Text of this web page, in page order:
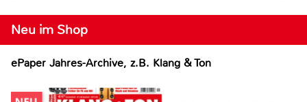
Neu im Shop
ePaper Jahres-Archive, z.B. Klang & Ton